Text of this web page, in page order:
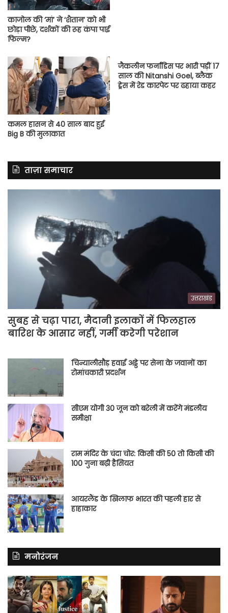
काजोल की ‘मां’ ने ‘शैतान’ को भी
छोड़ा पीछे, दर्शकों की रूह कंपा पाई
फिल्म?
कमल हासन से 40 साल बाद हुई
Big B की मुलाकात
जैकलीन फर्नांडिस पर भारी पड़ीं 17
साल की Nitanshi Goel, ब्लैक
ड्रेस में रेड कारपेट पर ढहाया कहर
ताज़ा समाचार
उत्तराखंड
सुबह से चढ़ा पारा, मैदानी इलाकों में फिलहाल
बारिश के आसार नहीं, गर्मी करेगी परेशान
चिन्यालीसौड़ हवाई अड्डे पर सेना के जवानों का
रोमांचकारी प्रदर्शन
सीएम योगी 30 जून को बरेली में करेंगे मंडलीय
समीक्षा
राम मंदिर के चंदा चोर: किसी की 50 तो किसी की
100 गुना बढ़ी हैसियत
आयरलैंड के खिलाफ भारत की पहली हार से
हाहाकार
मनोरंजन